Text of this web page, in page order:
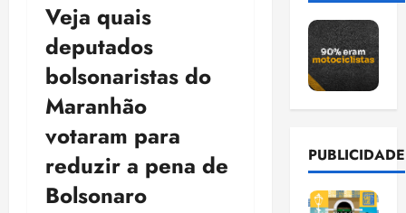
Veja quais
deputados
bolsonaristas do
Maranhão
votaram para
reduzir a pena de
Bolsonaro
PUBLICIDADE